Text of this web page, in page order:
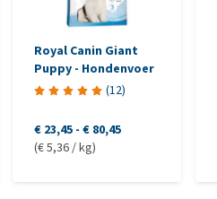
Royal Canin Giant
Puppy - Hondenvoer
(12)
€ 23,45 - € 80,45
(€ 5,36 / kg)